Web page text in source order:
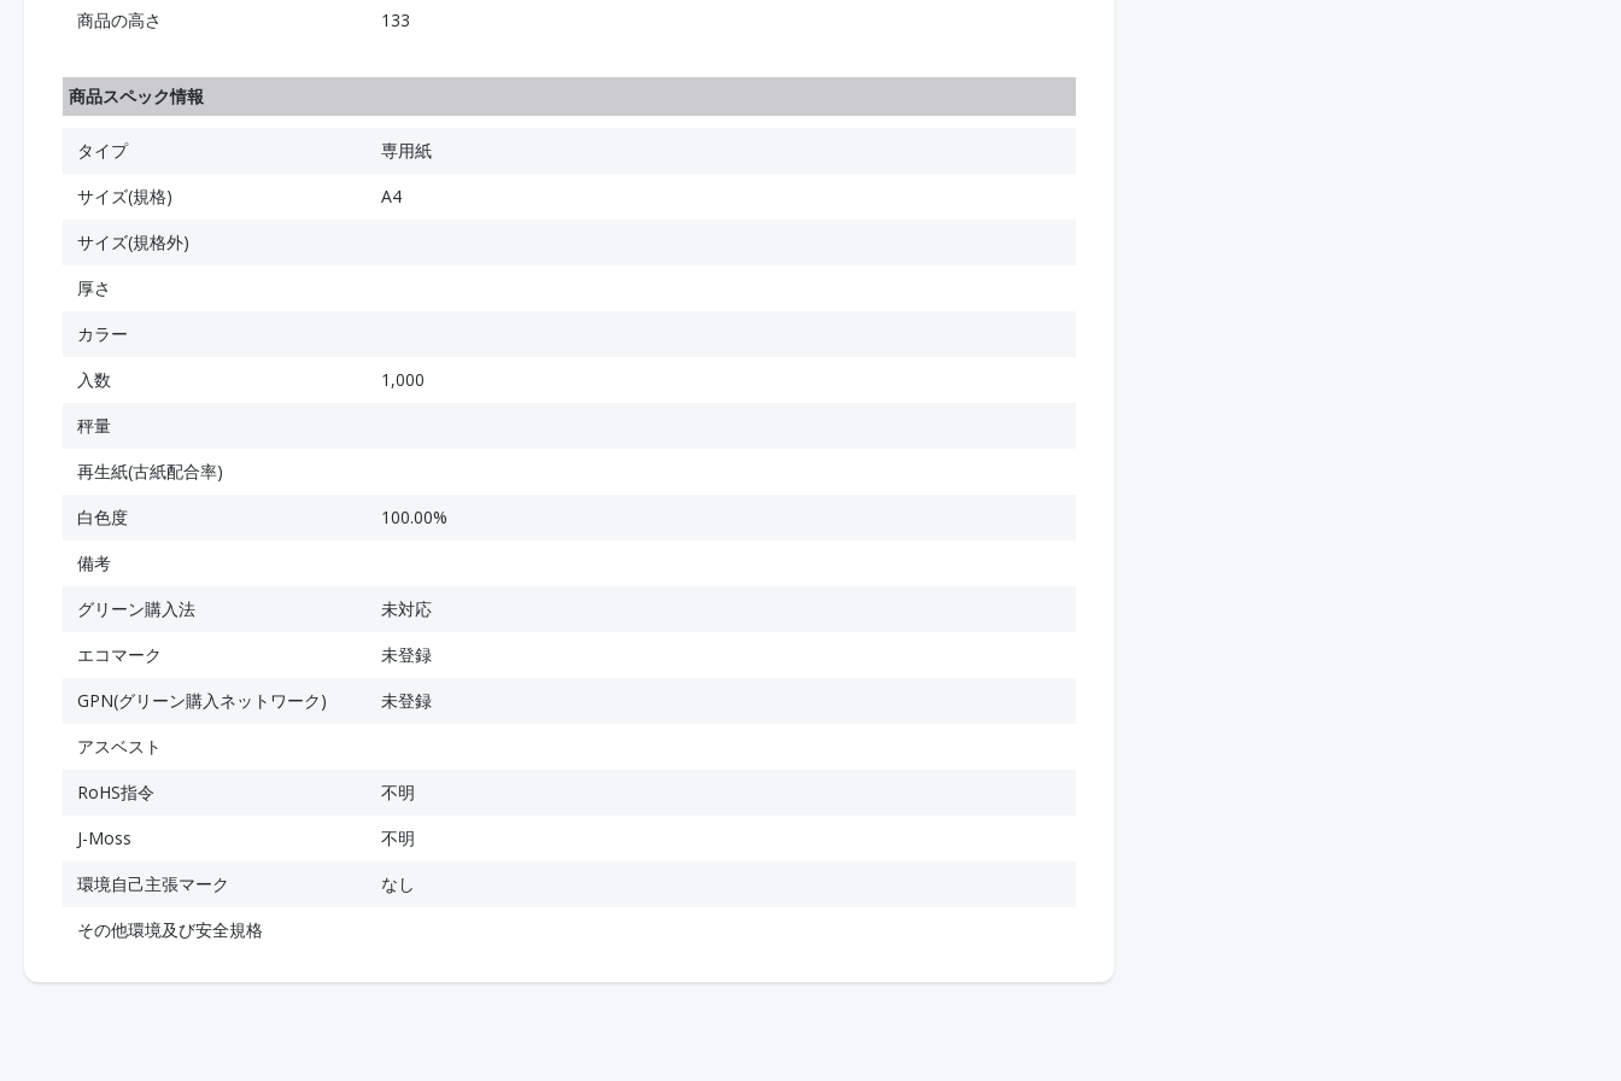
商品の高さ
133
商品スペック情報
タイプ
専用紙
サイズ(規格)
A4
サイズ(規格外)
厚さ
カラー
入数
1,000
秤量
再生紙(古紙配合率)
白色度
100.00%
備考
グリーン購入法
未対応
エコマーク
未登録
GPN(グリーン購入ネットワーク)
未登録
アスベスト
RoHS指令
不明
J-Moss
不明
環境自己主張マーク
なし
その他環境及び安全規格